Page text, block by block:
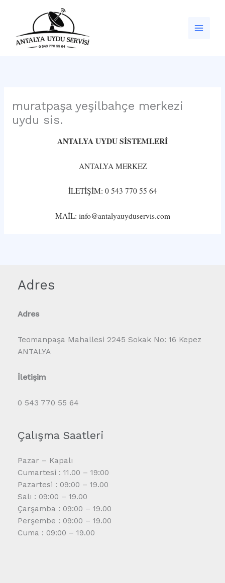
muratpaşa yeşilbahçe merkezi
uydu sis.
ANTALYA UYDU SİSTEMLERİ
ANTALYA MERKEZ
İLETİŞİM: 0 543 770 55 64
MAİL: info@antalyauyduservis.com
Adres
Adres
Teomanpaşa Mahallesi 2245 Sokak No: 16 Kepez
ANTALYA
İletişim
0 543 770 55 64
Çalışma Saatleri
Pazar – Kapalı
Cumartesi : 11.00 – 19:00
Pazartesi : 09:00 – 19.00
Salı : 09:00 – 19.00
Çarşamba : 09:00 – 19.00
Perşembe : 09:00 – 19.00
Cuma : 09:00 – 19.00